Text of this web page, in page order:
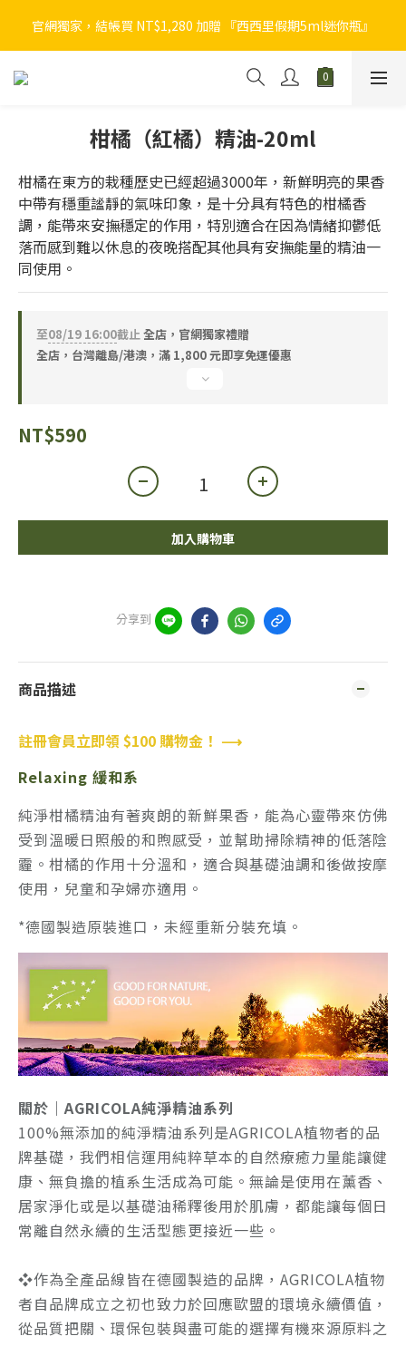
官網獨家，結帳買 NT$1,280 加贈 『西西里假期5ml迷你瓶』
官網獨家，結帳買 NT$1,280 加贈 『西西里假期5ml迷你瓶』
植物者官網會員獨享回饋，入會禮 NT$100 ＋ 2~8% 購物金回饋
官網獨家，結帳買 NT$1,280 加贈 『西西里假期5ml迷你瓶』
柑橘（紅橘）精油-20ml
柑橘在東方的栽種歷史已經超過3000年，新鮮明亮的果香
中帶有穩重謐靜的氣味印象，是十分具有特色的柑橘香
調，能帶來安撫穩定的作用，特別適合在因為情緒抑鬱低
落而感到難以休息的夜晚搭配其他具有安撫能量的精油一
同使用。
至08/19 16:00截止全店，官網獨家禮贈
全店，台灣離島/港澳，滿 1,800 元即享免運優惠
NT$590
加入購物車
分享到
商品描述
註冊會員立即領 $100 購物金！ ⟶
Relaxing 緩和系
純淨柑橘精油有著爽朗的新鮮果香，能為心靈帶來仿佛
受到溫暖日照般的和煦感受，並幫助掃除精神的低落陰
霾。柑橘的作用十分溫和，適合與基礎油調和後做按摩
使用，兒童和孕婦亦適用。
*德國製造原裝進口，未經重新分裝充填。
關於｜AGRICOLA純淨精油系列
100%無添加的純淨精油系列是AGRICOLA植物者的品
牌基礎，我們相信運用純粹草本的自然療癒力量能讓健
康、無負擔的植系生活成為可能。無論是使用在薰香、
居家淨化或是以基礎油稀釋後用於肌膚，都能讓每個日
常離自然永續的生活型態更接近一些。
❖作為全產品線皆在德國製造的品牌，AGRICOLA植物
者自品牌成立之初也致力於回應歐盟的環境永續價值，
從品質把關、環保包裝與盡可能的選擇有機來源原料之